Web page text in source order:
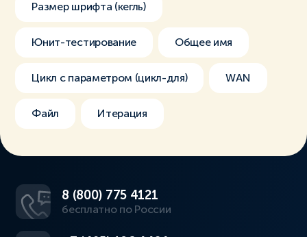
Размер шрифта (кегль)
Юнит-тестирование Общее имя
Цикл с параметром (цикл-для) WAN
Файл Итерация
8 (800) 775 4121
бесплатно по России